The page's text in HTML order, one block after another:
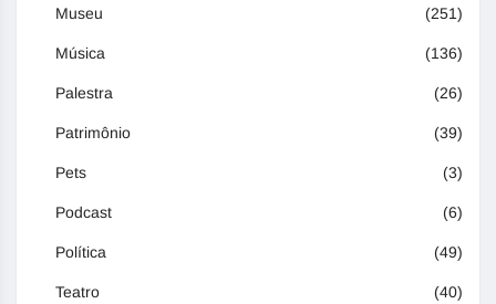
Museu (251)
Música (136)
Palestra (26)
Patrimônio (39)
Pets (3)
Podcast (6)
Política (49)
Teatro (40)